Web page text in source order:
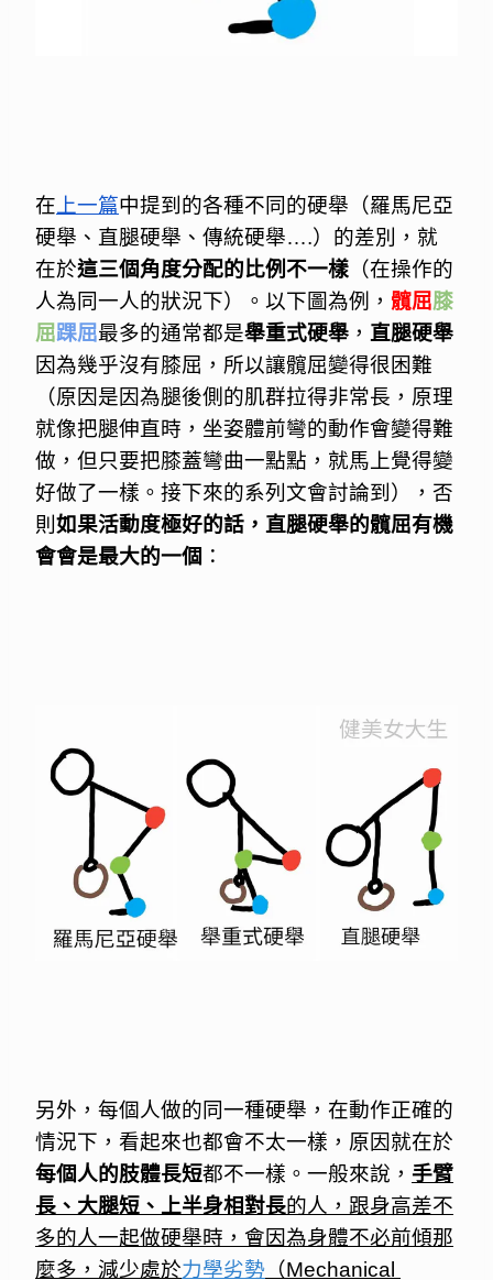
在 上一篇中提到的各種不同的硬舉（羅馬尼亞
硬舉、直腿硬舉、傳統硬舉….）的差別，就
在於這三個角度分配的比例不一樣 （在操作的
人為同一人的狀況下）。以下圖為例， 髖屈膝
屈踝屈最多的通常都是舉重式硬舉 ， 直腿硬舉
因為幾乎沒有膝屈，所以讓髖屈變得很困難
（原因是因為腿後側的肌群拉得非常長，原理
就像把腿伸直時，坐姿體前彎的動作會變得難
做，但只要把膝蓋彎曲一點點，就馬上覺得變
好做了一樣。接下來的系列文會討論到），否
則 如果活動度極好的話，直腿硬舉的髖屈有機
會會是最大的一個 ：
另外，每個人做的同一種硬舉，在動作正確的
情況下，看起來也都會不太一樣，原因就在於
每個人的肢體長短都不一樣。一般來說， 手臂
長、大腿短、上半身相對長的人，跟身高差不
多的人一起做硬舉時，會因為身體不必前傾那
麼多，減少處於力學劣勢 （Mechanical